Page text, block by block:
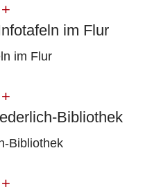
+
im Flur
+
Bibliothek
+